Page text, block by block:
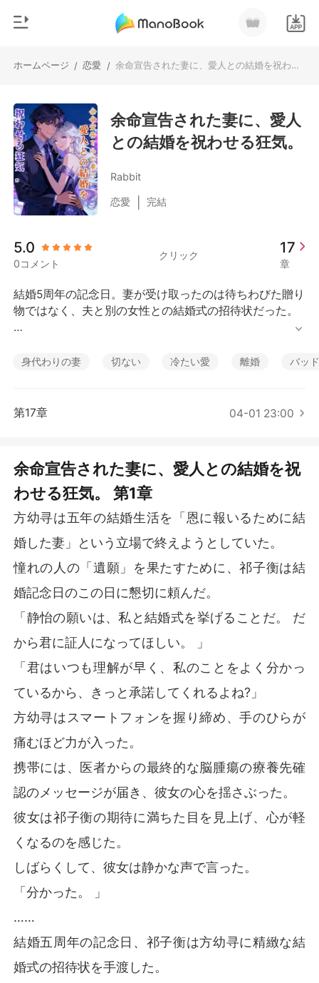
ホームページ / 恋愛 / 余命宣告された妻に、愛人との結婚を祝わせる狂気。
0
チャージ
閲覧履歴
ログアウトします
検索
ジャンル
都市
恋愛
人狼
マフィア
余命宣告された妻に、愛人
との結婚を祝わせる狂気。
Rabbit
恋愛 完結
5.0
0コメント
クリック 17
章
結婚5周年の記念日。妻が受け取ったのは待ちわびた贈り
物ではなく、夫と別の女性との結婚式の招待状だった。
に介護し続けてきた、植物状態だったはずの夫の「忘れ
「できれば、君に私たちの結婚の立会人になってほし
夫のまなざしには、彼女がこれまで通り自分の頼みを聞
き入れてくれると信じて疑わない、確信に満ちた期待が
浮かんでいた。
それを見た妻は手元のスマートフォンを固く握りしめ、
やがて静かに頷いて了承する。
だが、この時の夫はまだ知る由もなかった。妻がこれほ
どあっさりと承諾した理由が、自身がすでに末期の脳腫
今日という日が、彼にとって生涯で最も後悔する一日に
なるということを。
身代わりの妻 切ない 冷たい愛 離婚 バッ
第17章 04-01 23:00
余命宣告された妻に、愛人との結婚を祝
わせる狂気。 第1章
方幼寻は五年の結婚生活を「恩に報いるために結
婚した妻」という立場で終えようとしていた。
憧れの人の「遺願」を果たすために、祁子衡は結
婚記念日のこの日に懇切に頼んだ。
「静怡の願いは、私と結婚式を挙げることだ。 だ
から君に証人になってほしい。 」
「君はいつも理解が早く、私のことをよく分かっ
ているから、きっと承諾してくれるよね?」
方幼寻はスマートフォンを握り締め、手のひらが
痛むほど力が入った。
携帯には、医者からの最終的な脳腫瘍の療養先確
認のメッセージが届き、彼女の心を揺さぶった。
彼女は祁子衡の期待に満ちた目を見上げ、心が軽
くなるのを感じた。
しばらくして、彼女は静かな声で言った。
「分かった。 」
……
結婚五周年の記念日、祁子衡は方幼寻に精緻な結
婚式の招待状を手渡した。